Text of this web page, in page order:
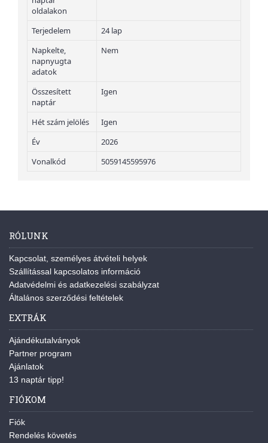
oldalakon
Terjedelem
24 lap
Napkelte,
napnyugta
adatok
Nem
Összesített
naptár
Igen
Hét szám jelölés
Igen
Év
2026
Vonalkód
5059145595976
RÓLUNK
Kapcsolat, személyes átvételi helyek
Szállítással kapcsolatos információ
Adatvédelmi és adatkezelési szabályzat
Általános szerződési feltételek
EXTRÁK
Ajándékutalványok
Partner program
Ajánlatok
13 naptár tipp!
FIÓKOM
Fiók
Rendelés követés